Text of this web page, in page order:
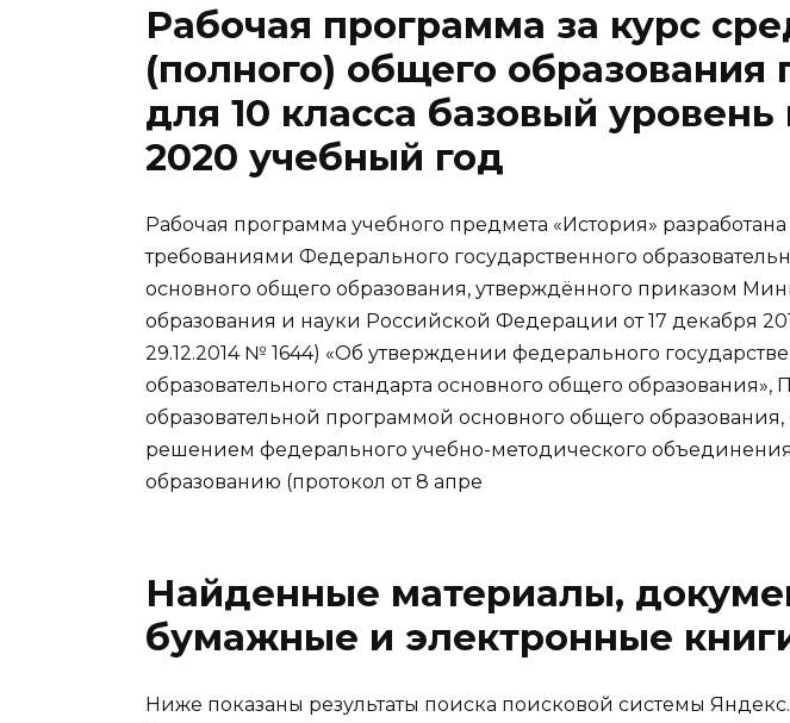
Рабочая программа за курс
(полного) общего образования
для 10 класса базовый уровень
2020 учебный год
Рабочая программа учебного предмета «История» разработана
требованиями Федерального государственного
основного общего образования, утверждённого приказом
образования и науки Российской Федерации от 17 декабря
29.12.2014 № 1644) «Об утверждении федерального
образовательного стандарта основного общего
образовательной программой основного общего
решением федерального учебно-методического
образованию (протокол от 8 апре
Найденные материалы,
бумажные и электронные
Ниже показаны результаты поиска поисковой системы Яндекс.